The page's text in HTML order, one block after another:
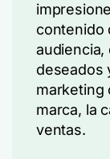
contenido
audiencia,
deseados
marketing
marca, la
ventas.